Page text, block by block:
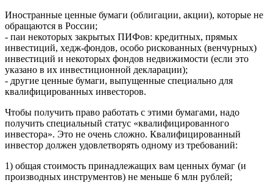
Иностранные ценные бумаги (облигации, акции), которые не
обращаются в России;
- паи некоторых закрытых ПИФов: кредитных, прямых
инвестиций, хедж-фондов, особо рискованных (венчурных)
инвестиций и некоторых фондов недвижимости (если это
указано в их инвестиционной декларации);
- другие ценные бумаги, выпущенные специально для
квалифицированных инвесторов.
Чтобы получить право работать с этими бумагами, надо
получить специальный статус «квалифицированного
инвестора». Это не очень сложно. Квалифицированный
инвестор должен удовлетворять одному из требований:
1) общая стоимость принадлежащих вам ценных бумаг (и
производных инструментов) не меньше 6 млн рублей;